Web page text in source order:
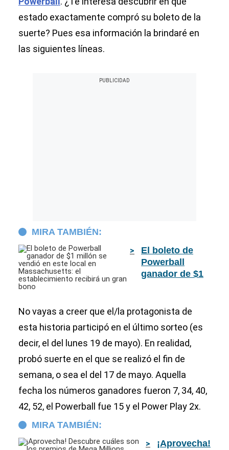
estado exactamente compró su boleto de la
suerte? Pues esa información la brindaré en
las siguientes líneas.
MIRA TAMBIÉN:
El boleto de
Powerball
ganador de $1
local en
Massachusetts:
el
establecimiento
recibirá un gran
No vayas a creer que el/la protagonista de
esta historia participó en el último sorteo (es
decir, el del lunes 19 de mayo). En realidad,
probó suerte en el que se realizó el fin de
semana, o sea el del 17 de mayo. Aquella
fecha los números ganadores fueron 7, 34, 40,
42, 52, el Powerball fue 15 y el Power Play 2x.
MIRA TAMBIÉN:
¡Aprovecha!